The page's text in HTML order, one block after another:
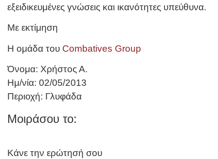
εξειδικευμένες γνώσεις και ικανότητες υπεύθυνα.
Με εκτίμηση
Η ομάδα του Combatives Group
Όνομα: Χρήστος Α.
Ημ/νία: 02/05/2013
Περιοχή: Γλυφάδα
Μοιράσου το:
Κάνε την ερώτησή σου